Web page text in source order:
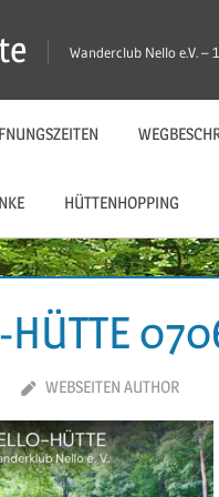
Wanderclub Nello e.V. –
HÜTTENHOPPING
HÜTTE
WEBSEITEN AUTHOR